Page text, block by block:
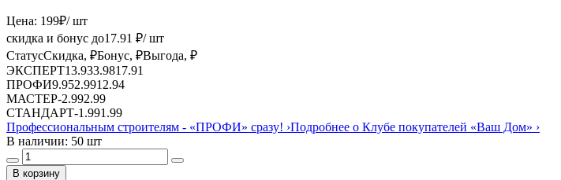
Цена: 199₽/ шт
скидка и бонус до17.91 ₽/ шт
СтатусСкидка, ₽Бонус, ₽Выгода, ₽
ЭКСПЕРТ13.933.9817.91
ПРОФИ9.952.9912.94
МАСТЕР-2.992.99
СТАНДАРТ-1.991.99
Профессиональным строителям - «ПРОФИ» сразу! ›Подробнее о Клубе покупателей «Ваш Дом» ›
В наличии: 50 шт
В корзину